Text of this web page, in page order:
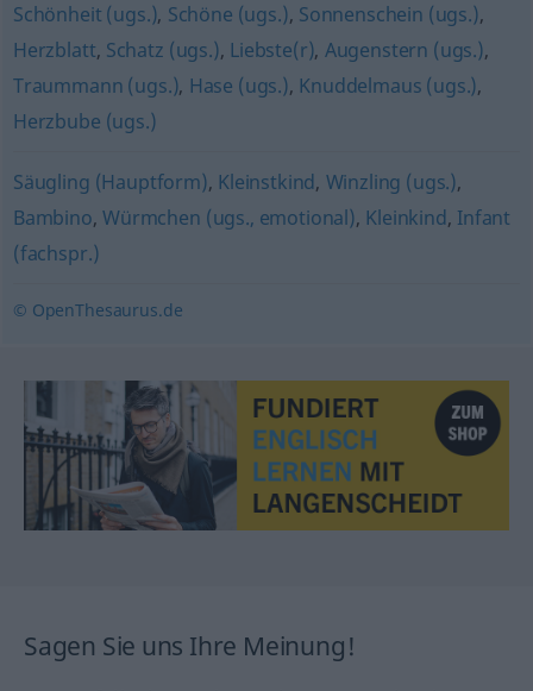
Schönheit (ugs.), Schöne (ugs.), Sonnenschein (ugs.),
Herzblatt, Schatz (ugs.), Liebste(r), Augenstern (ugs.),
Traummann (ugs.), Hase (ugs.), Knuddelmaus (ugs.),
Herzbube (ugs.)
Säugling (Hauptform), Kleinstkind, Winzling (ugs.),
Bambino,Würmchen (ugs., emotional), Kleinkind, Infant
(fachspr.)
© OpenThesaurus.de
Sagen Sie uns Ihre Meinung!